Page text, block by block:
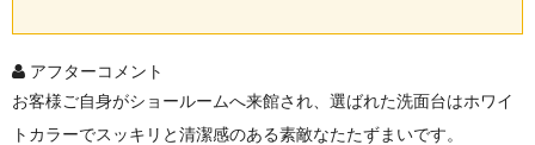
アフターコメント
お客様ご自身がショールームへ来館され、選ばれた洗面台はホワイ
トカラーでスッキリと清潔感のある素敵なたたずまいです。